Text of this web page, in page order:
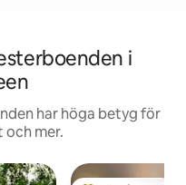
i
har höga betyg för
och mer.